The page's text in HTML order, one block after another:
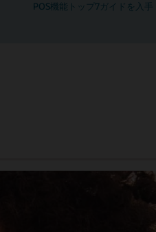
POS機能トップ7ガイドを入手